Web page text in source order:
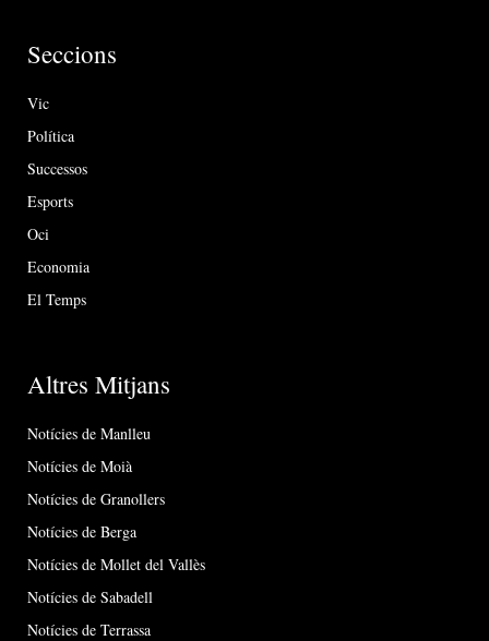
Seccions
Vic
Política
Successos
Esports
Oci
Economia
El Temps
Altres Mitjans
Notícies de Manlleu
Notícies de Moià
Notícies de Granollers
Notícies de Berga
Notícies de Mollet del Vallès
Notícies de Sabadell
Notícies de Terrassa